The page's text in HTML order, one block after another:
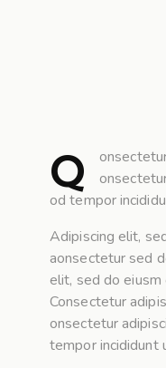
Q
od tempor
Adipiscing elit,
aonsectetur sed
elit, sed do
Consectetur
onsectetur
tempor incididunt